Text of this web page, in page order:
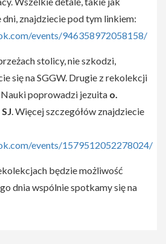
dni, znajdziecie pod tym linkiem:
events/946358972058158/
stolicy, nie szkodzi,
się na SGGW. Drugie z rekolekcji
Nauki poprowadzi jezuita o.
. Więcej szczegółów znajdziecie
events/1579512052278024/
będzie możliwość
dnia wspólnie spotkamy się na